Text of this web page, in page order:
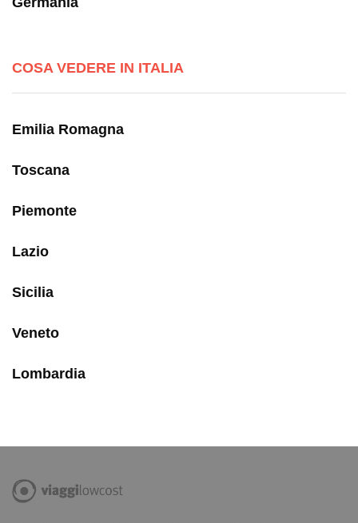
COSA VEDERE IN ITALIA
Emilia Romagna
Toscana
Piemonte
Lazio
Sicilia
Veneto
Lombardia